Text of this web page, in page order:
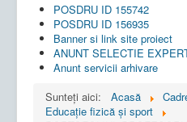
POSDRU ID 155742
POSDRU ID 156935
Banner si link site proiect
ANUNT SELECTIE
Anunt servicii arhivare
Sunteți aici:
Acasă
Educație fizică și sport